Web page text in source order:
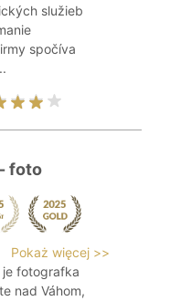
služieb
spočíva
foto
Pokaż więcej >>
fotografka
nad Váhom,